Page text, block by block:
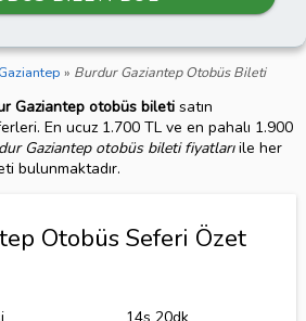
Gaziantep » Burdur Gaziantep Otobüs Bileti
Gaziantep otobüs biletisatın
En ucuz 1.700 TL ve en pahalı 1.900
Gaziantep otobüs bileti fiyatlarıile her
bulunmaktadır.
Otobüs Seferi Özet
14s 20dk